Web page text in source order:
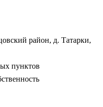
район, д. Татарки,
пунктов